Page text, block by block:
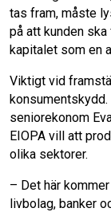
tas fram, måste
på att kunden
kapitalet som en
Viktigt vid
seniorekonom
EIOPA vill att
olika sektorer.
– Det här
livbolag, banker